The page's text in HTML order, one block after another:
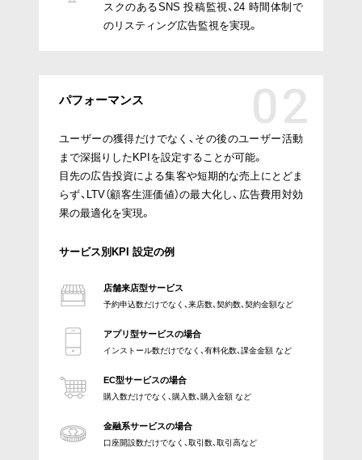
スクのあるSNS 投稿監視、24 時間体制で
のリスティング広告監視を実現。
パフォーマンス
ユーザーの獲得だけでなく、その後のユーザー活動
まで深掘りしたKPIを設定することが可能。
目先の広告投資による集客や短期的な売上にとどま
らず、LTV（顧客生涯価値）の最大化し、広告費用対効
果の最適化を実現。
サービス別KPI 設定の例
店舗来店型サービス
予約申込数だけでなく、来店数、契約数、契約金額など
アプリ型サービスの場合
インストール数だけでなく、有料化数、課金金額 など
EC型サービスの場合
購入数だけでなく、購入数、購入金額 など
金融系サービスの場合
口座開設数だけでなく、取引数、取引高など